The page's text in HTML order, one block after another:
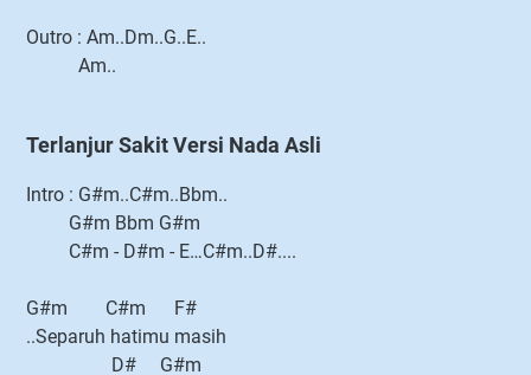
Outro : Am..Dm..G..E..
Am..
Terlanjur Sakit Versi Nada Asli
Intro : G#m..C#m..Bbm..
G#m Bbm G#m
C#m - D#m - E…C#m..D#....
G#m C#m F#
..Separuh hatimu masih
D# G#m